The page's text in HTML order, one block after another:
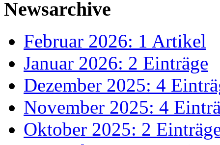
Newsarchive
Februar 2026: 1 Artikel
Januar 2026: 2 Einträge
Dezember 2025: 4
November 2025: 4
Oktober 2025: 2